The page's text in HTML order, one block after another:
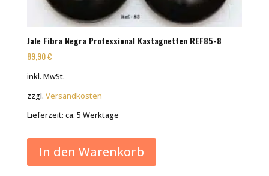
Jale Fibra Negra Professional Kastagnetten REF85-8
89,90€
inkl. MwSt.
zzgl. Versandkosten
Lieferzeit: ca. 5 Werktage
In den Warenkorb